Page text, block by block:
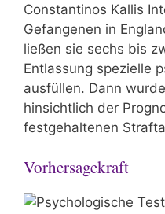
Constantinos Kallis
Gefangenen in
ließen sie sechs bis
Entlassung spezielle
ausfüllen. Dann
hinsichtlich der
festgehaltenen
Vorhersagekraft